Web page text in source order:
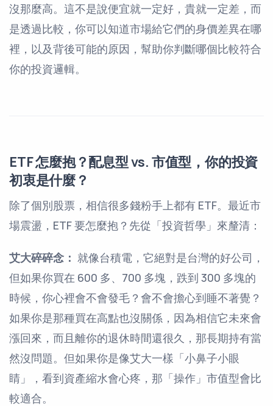
沒那麼高。這不是說便宜就一定好，貴就一定差，而
是透過比較，你可以知道市場給它們的身價差異在哪
裡，以及背後可能的原因，幫助你判斷哪個比較符合
你的投資邏輯。
ETF 怎麼抱？配息型 vs. 市值型，你的投資
初衷是什麼？
除了個別股票，相信很多錢粉手上都有 ETF。最近市
場震盪，ETF 要怎麼抱？先從「投資哲學」來釐清：
艾大碎碎念： 就像台積電，它絕對是台灣的好公司，
但如果你買在 600 多、700 多塊，跌到 300 多塊的
時候，你心裡會不會發毛？會不會擔心到睡不著覺？
如果你是那種買在高點也沒關係，因為相信它未來會
漲回來，而且離你的退休時間還很久，那長期持有當
然沒問題。但如果你是像艾大一樣「小鼻子小眼
睛」，看到資產縮水會心疼，那「操作」市值型會比
較適合。